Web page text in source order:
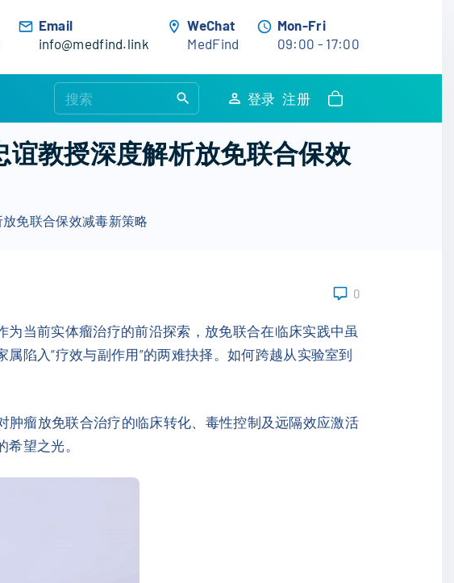
Email
info@medfind.link
WeChat
MedFind
Mon-Fri
09:00 - 17:00
e
r
登录 注册
教授深度解析放免联合保效
免联合保效减毒新策略
0
当前实体瘤治疗的前沿探索，放免联合在临床实践中虽
陷入“疗效与副作用”的两难抉择。如何跨越从实验室到
肿瘤放免联合治疗的临床转化、毒性控制及远隔效应激活
望之光。